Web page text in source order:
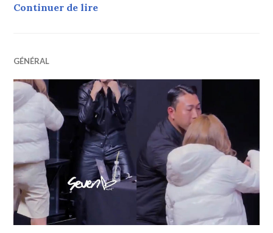
Continuer de lireDoyoung (NCT) écrit une lettre à
GÉNÉRAL